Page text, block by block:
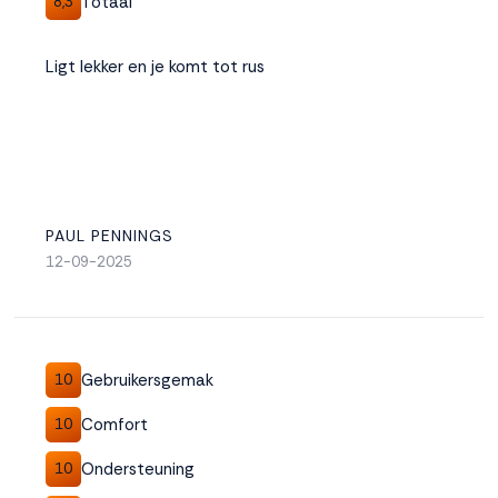
Ligt lekker en je komt tot rus
PAUL PENNINGS
12-09-2025
10 Gebruikersgemak
10 Comfort
10 Ondersteuning